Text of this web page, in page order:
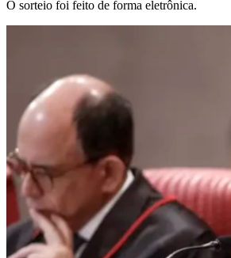
O sorteio foi feito de forma eletrônica.